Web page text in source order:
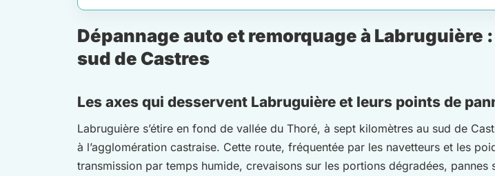
Dépannage auto et remorquage à Labruguière
sud de Castres
Les axes qui desservent Labruguière et leurs points de
Labruguière s’étire en fond de vallée du Thoré, à sept kilomètres au sud de
à l’agglomération castraise. Cette route, fréquentée par les navetteurs et les
transmission par temps humide, crevaisons sur les portions dégradées,